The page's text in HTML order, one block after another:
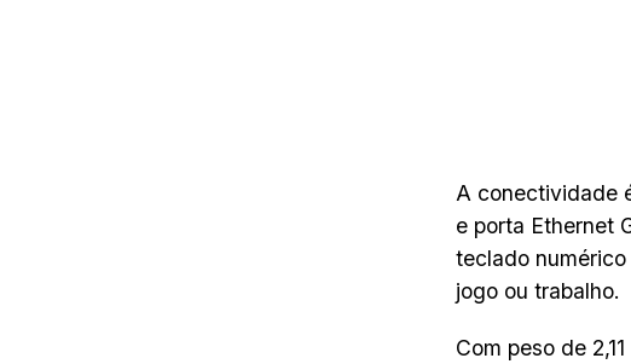
A conectividade
e porta Ethernet
teclado
jogo ou trabalho.
Com peso de